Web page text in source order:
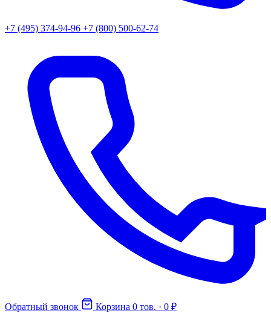
+7 (495) 374-94-96 +7 (800) 500-62-74
Обратный звонок Корзина 0 тов. · 0 ₽